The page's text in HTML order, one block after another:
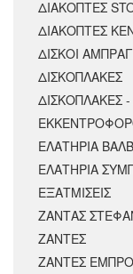
ΔΙΑΚΟΠΤΕΣ
ΔΙΑΚΟΠΤΕΣ
ΔΙΣΚΟΙ
ΔΙΣΚΟΠΛΑΚΕΣ
ΔΙΣΚΟΠΛΑΚΕΣ
ΕΛΑΤΗΡΙΑ
ΕΛΑΤΗΡΙΑ
ΕΞΑΤΜΙΣΕΙΣ
ΖΑΝΤΑΣ
ΖΑΝΤΕΣ
ΖΑΝΤΕΣ